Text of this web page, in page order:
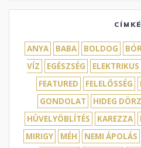
ANYA BABA BOLDOG
VÍZ
EGÉSZSÉG
FEATURED
FELELŐSSÉG
GONDOLAT
HIDEG
HÜVELYÖBLÍTÉS
KAREZZA
MIRIGY
MÉH NEMI ÁPOLÁS